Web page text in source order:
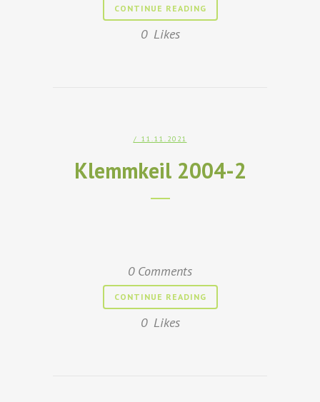
CONTINUE READING
0 Likes
/ 11.11.2021
Klemmkeil 2004-2
0 Comments
CONTINUE READING
0 Likes